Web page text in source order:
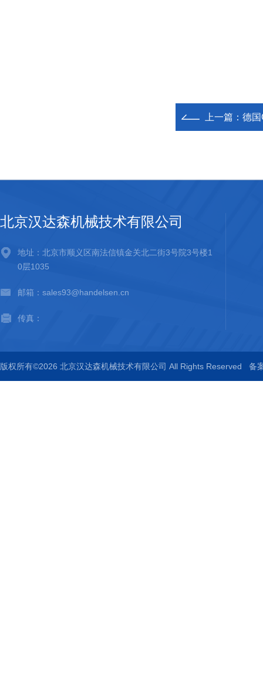
上一篇： 德
北京汉达森机械技术有限公司
地址：北京市顺义区南法信镇金关北二街3号院3号楼1
0层1035
邮箱：sales93@handelsen.cn
传真：
版权所有©2026 北京汉达森机械技术有限公司 All Rights Reserved 备